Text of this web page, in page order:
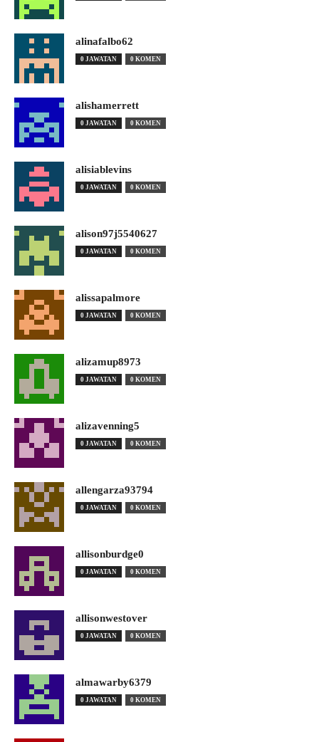
alinafalbo62
0 JAWATAN 0 KOMEN
alishamerrett
0 JAWATAN 0 KOMEN
alisiablevins
0 JAWATAN 0 KOMEN
alison97j5540627
0 JAWATAN 0 KOMEN
alissapalmore
0 JAWATAN 0 KOMEN
alizamup8973
0 JAWATAN 0 KOMEN
alizavenning5
0 JAWATAN 0 KOMEN
allengarza93794
0 JAWATAN 0 KOMEN
allisonburdge0
0 JAWATAN 0 KOMEN
allisonwestover
0 JAWATAN 0 KOMEN
almawarby6379
0 JAWATAN 0 KOMEN